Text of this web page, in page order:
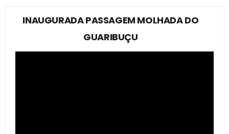
INAUGURADA PASSAGEM MOLHADA DO
GUARIBUÇU